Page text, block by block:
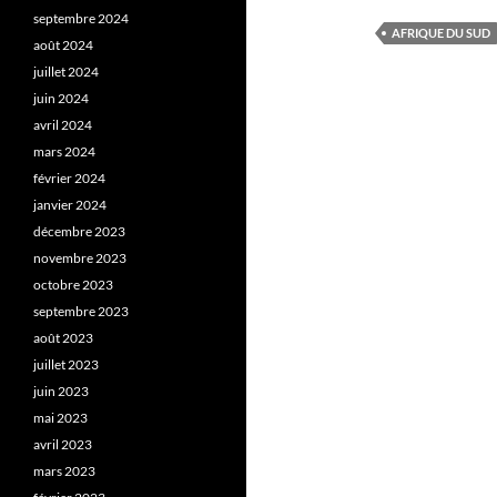
AFRIQUE DU SUD
septembre 2024
août 2024
juillet 2024
juin 2024
avril 2024
mars 2024
février 2024
janvier 2024
décembre 2023
novembre 2023
octobre 2023
septembre 2023
août 2023
juillet 2023
juin 2023
mai 2023
avril 2023
mars 2023